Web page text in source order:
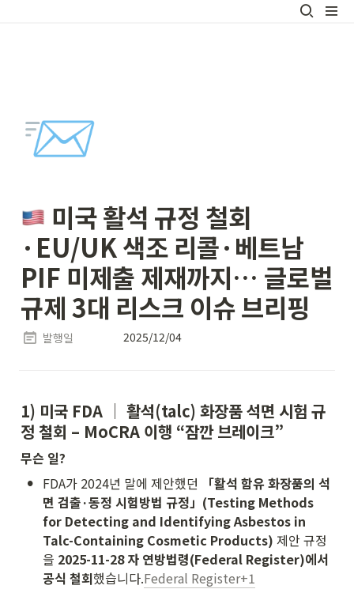
📨
미국 활석 규정 철회
·EU/UK 색조 리콜·베트남
PIF 미제출 제재까지… 글로벌
규제 3대 리스크 이슈 브리핑
발행일 2025/12/04
1) 미국 FDA │ 활석(talc) 화장품 석면 시험 규
정 철회 – MoCRA 이행 “잠깐 브레이크”
무슨 일?
• FDA가 2024년 말에 제안했던
「활석 함유 화장품의 석
면 검출·동정 시험방법 규정」(Testing Methods
for Detecting and Identifying Asbestos in
Talc-Containing Cosmetic Products) 제안 규정
을 2025-11-28 자 연방법령(Federal Register)에서
공식 철회했습니다.Federal Register+1